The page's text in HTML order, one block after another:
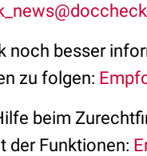
noch besser
zu folgen:
beim
der Funktionen: